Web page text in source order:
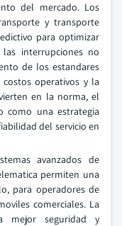
del mercado. Los
y transporte
para optimizar
interrupciones no
de los estandares
operativos y la
en la norma, el
como una estrategia
del servicio en
avanzados de
permiten una
para operadores de
comerciales. La
mejor seguridad y